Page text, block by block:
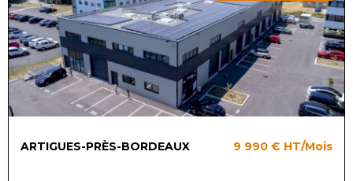
ARTIGUES-PRÈS-BORDEAUX 9 990 € HT/Mois